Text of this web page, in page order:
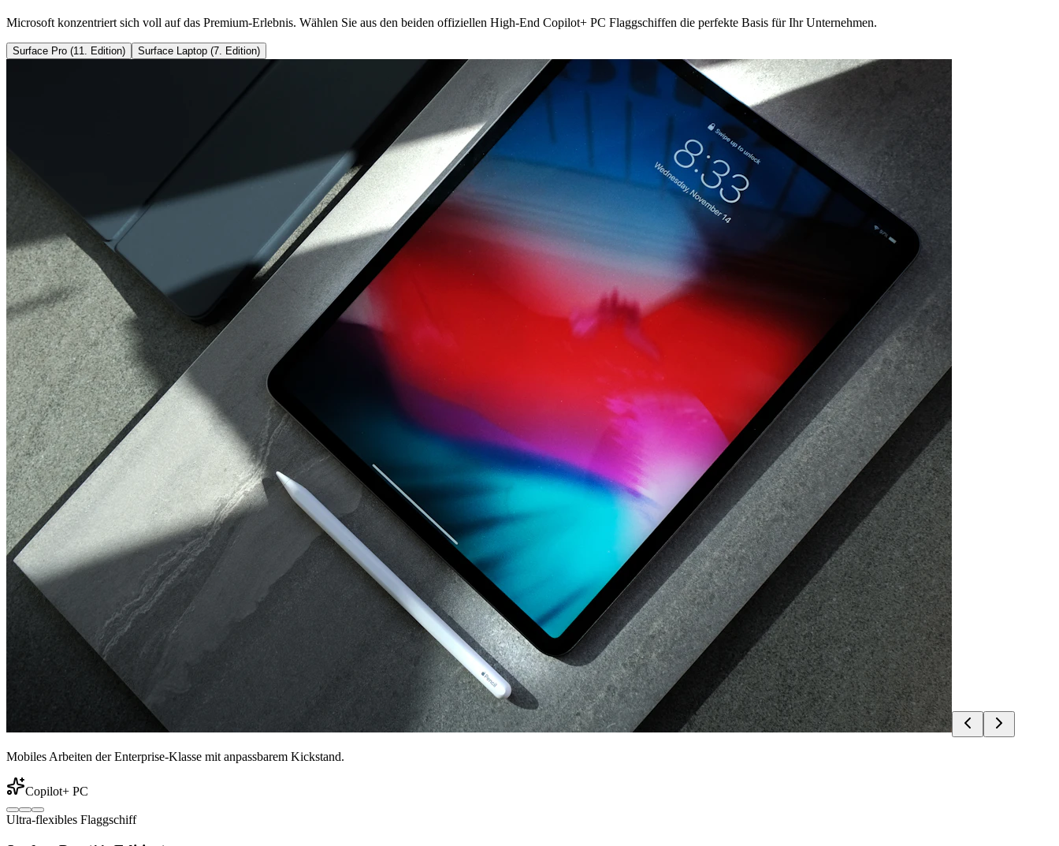
Microsoft konzentriert sich voll auf das Premium-Erlebnis. Wählen Sie aus den beiden offiziellen High-End Copilot+ PC Flaggschiffen die perfekte Basis für Ihr Unternehmen.
Surface Pro (11. Edition) Surface Laptop (7. Edition)
Mobiles Arbeiten der Enterprise-Klasse mit anpassbarem Kickstand.
Copilot+ PC
Ultra-flexibles Flaggschiff